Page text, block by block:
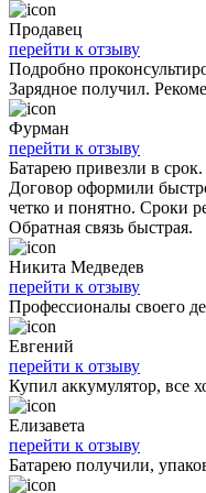
Продавец
перейти к отзыву
Подробно
Зарядное получил.
Фурман
перейти к отзыву
Батарею привезли в
Договор оформили
четко и понятно. Сроки
Обратная связь быстрая.
Никита Медведев
перейти к отзыву
Профессионалы своего
Евгений
перейти к отзыву
Купил аккумулятор, все
Елизавета
перейти к отзыву
Батарею получили,